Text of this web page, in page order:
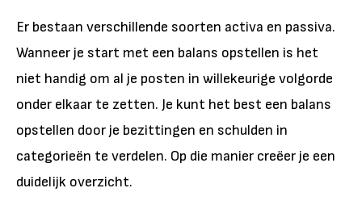
Er bestaan verschillende soorten activa en passiva.
Wanneer je start met een balans opstellen is het
niet handig om al je posten in willekeurige volgorde
onder elkaar te zetten. Je kunt het best een balans
opstellen door je bezittingen en schulden in
categorieën te verdelen. Op die manier creëer je een
duidelijk overzicht.